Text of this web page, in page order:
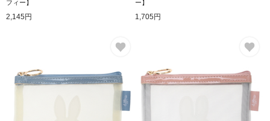
フィー】
2,145円
ー】
1,705円